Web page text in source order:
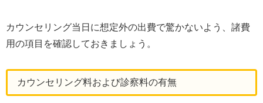
カウンセリング当日に想定外の出費で驚かないよう、諸費
用の項目を確認しておきましょう。
カウンセリング料および診察料の有無